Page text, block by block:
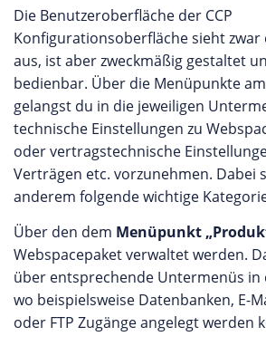
Die Benutzeroberfläche der CCP
Konfigurationsoberfläche sieht zwar
aus, ist aber zweckmäßig gestaltet
bedienbar. Über die Menüpunkte
gelangst du in die jeweiligen
technische Einstellungen zu
oder vertragstechnische
Verträgen etc. vorzunehmen. Dabei
anderem folgende wichtige
Über den dem Menüpunkt
Webspacepaket verwaltet werden.
über entsprechende Untermenüs in
wo beispielsweise Datenbanken, E-
oder FTP Zugänge angelegt werden